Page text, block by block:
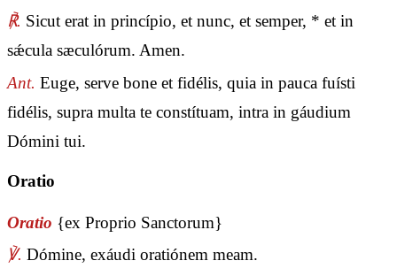
℟. Sicut erat in princípio, et nunc, et semper, * et in
sǽcula sæculórum. Amen.
Ant. Euge, serve bone et fidélis, quia in pauca fuísti
fidélis, supra multa te constítuam, intra in gáudium
Dómini tui.
Oratio
Oratio {ex Proprio Sanctorum}
℣. Dómine, exáudi oratiónem meam.